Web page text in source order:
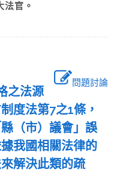
法官。
問題討論
之法源
度法第7之1條，
（市）議會」誤
我國相關法律的
解決此類的疏